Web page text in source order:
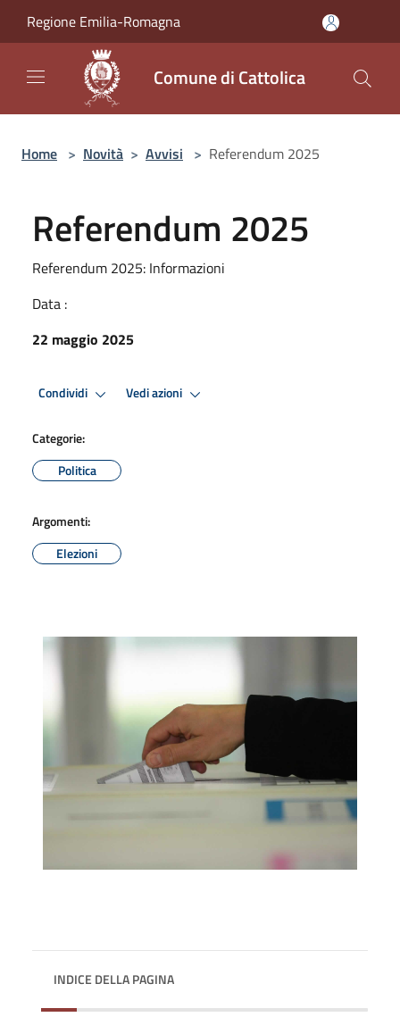
Regione Emilia-Romagna
Comune di Cattolica
Home > Novità > Avvisi > Referendum 2025
Referendum 2025
Referendum 2025: Informazioni
Data :
22 maggio 2025
Condividi Vedi azioni
Categorie:
Politica
Argomenti:
Elezioni
INDICE DELLA PAGINA